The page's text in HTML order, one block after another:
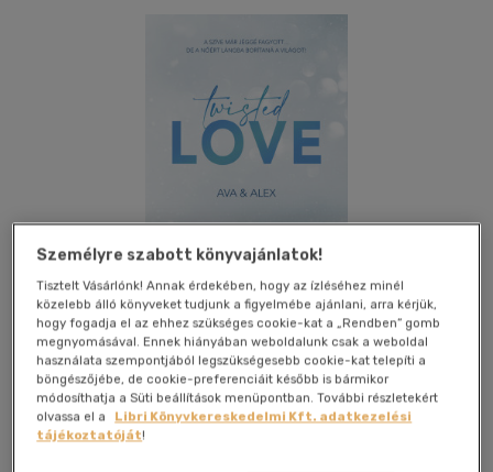
Kívánságlistához adom Megosztom
Személyre szabott könyvajánlatok!
Tisztelt Vásárlónk! Annak érdekében, hogy az ízléséhez minél
közelebb álló könyveket tudjunk a figyelmébe ajánlani, arra kérjük,
hogy fogadja el az ehhez szükséges cookie-kat a „Rendben” gomb
megnyomásával. Ennek hiányában weboldalunk csak a weboldal
használata szempontjából legszükségesebb cookie-kat telepíti a
böngészőjébe, de cookie-preferenciáit később is bármikor
módosíthatja a Süti beállítások menüpontban. További részletekért
olvassa el a
Libri Könyvkereskedelmi Kft. adatkezelési
tájékoztatóját!